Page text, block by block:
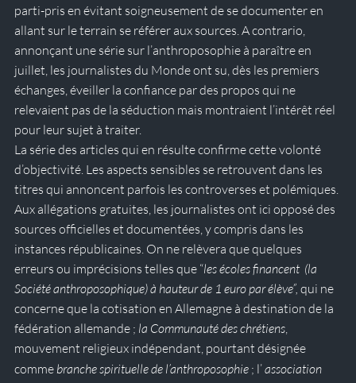
parti-pris en évitant soigneusement de se documenter en
allant sur le terrain se référer aux sources. A contrario,
annonçant une série sur l’anthroposophie à paraître en
juillet, les journalistes du Monde ont su, dès les premiers
échanges, éveiller la confiance par des propos qui ne
relevaient pas de la séduction mais montraient l’intérêt réel
pour leur sujet à traiter.
La série des articles qui en résulte confirme cette volonté
d’objectivité. Les aspects sensibles se retrouvent dans les
titres qui annoncent parfois les controverses et polémiques.
Aux allégations gratuites, les journalistes ont ici opposé des
sources officielles et documentées, y compris dans les
instances républicaines. On ne relèvera que quelques
erreurs ou imprécisions telles que “les écoles financent  (la
Société anthroposophique) à hauteur de 1 euro par élève”, qui ne
concerne que la cotisation en Allemagne à destination de la
fédération allemande ; la Communauté des chrétiens
mouvement religieux indépendant, pourtant désignée
comme branche spirituelle de l’anthroposophie ; l’ association